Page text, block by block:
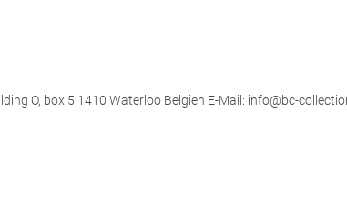
O, box 5 1410 Waterloo Belgien E-Mail: info@bc-